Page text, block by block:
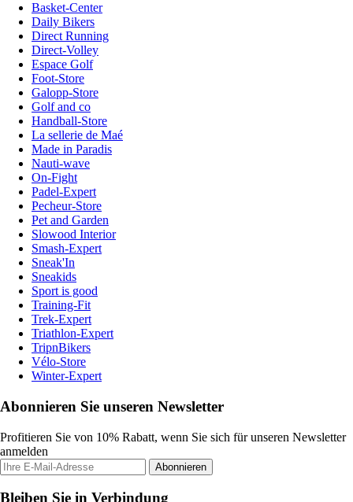
Basket-Center
Daily Bikers
Direct Running
Direct-Volley
Espace Golf
Foot-Store
Galopp-Store
Golf and co
Handball-Store
La sellerie de Maé
Made in Paradis
Nauti-wave
On-Fight
Padel-Expert
Pecheur-Store
Pet and Garden
Slowood Interior
Smash-Expert
Sneak'In
Sneakids
Sport is good
Training-Fit
Trek-Expert
Triathlon-Expert
TripnBikers
Vélo-Store
Winter-Expert
Abonnieren Sie unseren Newsletter
Profitieren Sie von 10% Rabatt, wenn Sie sich für unseren Newsletter
anmelden
Abonnieren
Bleiben Sie in Verbindung